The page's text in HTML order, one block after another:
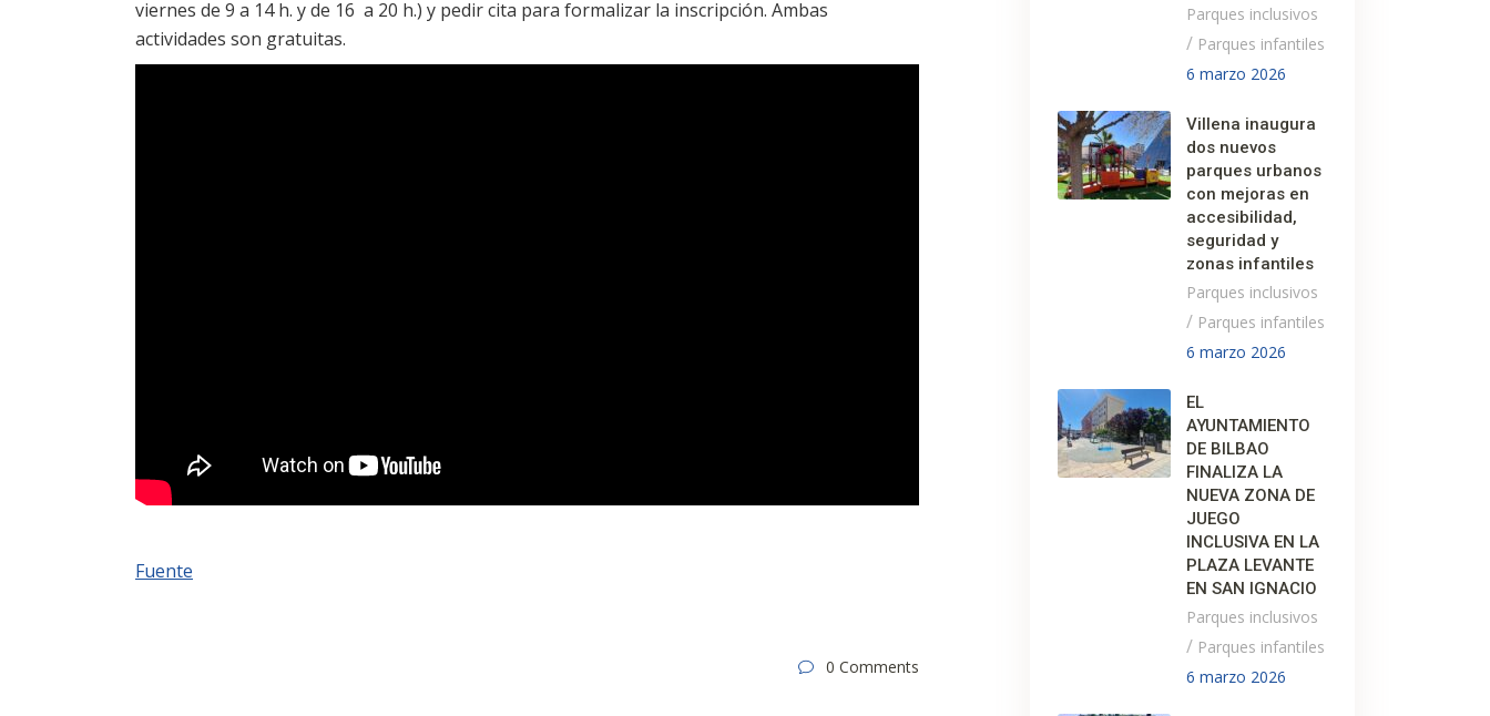
viernes de 9 a 14 h. y de 16 a 20 h.) y pedir cita para formalizar la inscripción. Ambas
actividades son gratuitas.
Fuente
0 Comments
Parques inclusivos
/ Parques infantiles
6 marzo 2026
Villena inaugura
dos nuevos
parques urbanos
con mejoras en
accesibilidad,
seguridad y
zonas infantiles
Parques inclusivos
/ Parques infantiles
6 marzo 2026
EL
AYUNTAMIENTO
DE BILBAO
FINALIZA LA
NUEVA ZONA DE
JUEGO
INCLUSIVA EN LA
PLAZA LEVANTE
EN SAN IGNACIO
Parques inclusivos
/ Parques infantiles
6 marzo 2026